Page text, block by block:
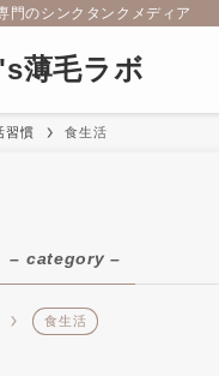
門のシンクタンクメディア
薄毛ラボ
習慣 食生活
– category –
食生活